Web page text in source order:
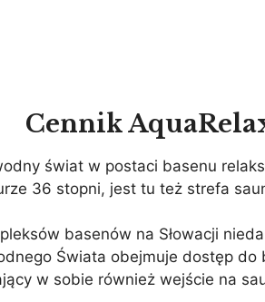
Cennik
świat w postaci basenu
36 stopni, jest tu też strefa
basenów na Słowacji
Świata obejmuje dostęp do
w sobie również wejście na